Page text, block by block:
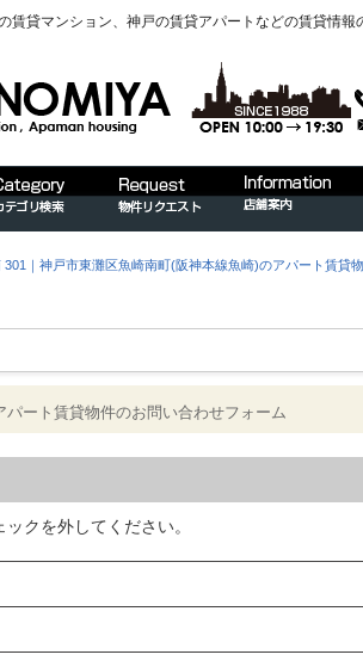
貸マンション、神戸の賃貸アパートなどの賃貸情報
301｜神戸市東灘区魚崎南町(阪神本線魚崎)のアパート賃貸
ート賃貸物件のお問い合わせフォーム
クを外してください。